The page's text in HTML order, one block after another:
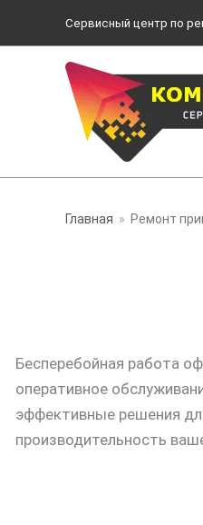
содержимому
Сервисный центр по
Главная Ремонт
Бесперебойная работа
оперативное
эффективные решения
производительность